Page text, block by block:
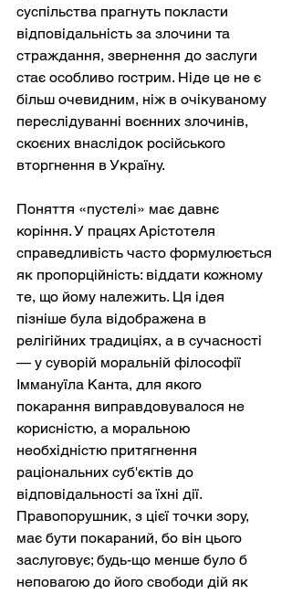
суспільства прагнуть покласти
відповідальність за злочини та
страждання, звернення до заслуги
стає особливо гострим. Ніде це не є
більш очевидним, ніж в очікуваному
переслідуванні воєнних злочинів,
скоєних внаслідок російського
вторгнення в Україну.
Поняття «пустелі» має давнє
коріння. У працях Арістотеля
справедливість часто формулюється
як пропорційність: віддати кожному
те, що йому належить. Ця ідея
пізніше була відображена в
релігійних традиціях, а в сучасності
— у суворій моральній філософії
Іммануїла Канта, для якого
покарання виправдовувалося не
корисністю, а моральною
необхідністю притягнення
раціональних суб'єктів до
відповідальності за їхні дії.
Правопорушник, з цієї точки зору,
має бути покараний, бо він цього
заслуговує; будь-що менше було б
неповагою до його свободи дій як